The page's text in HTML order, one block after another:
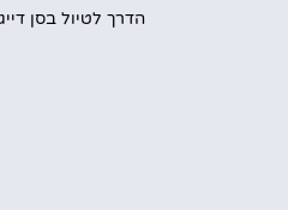
הדרך לטיול בסן